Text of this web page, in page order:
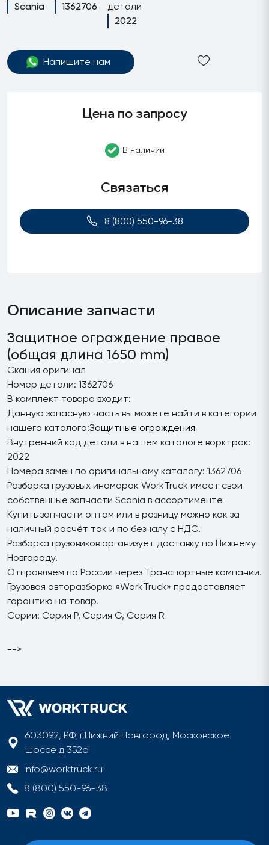
Scania
1362706
детали
2022
Напишите нам
Цена по запросу
В наличии
Связаться
8 (800) 550-96-38
Описание запчасти
Защитное ограждение правое
(общая длина 1650 mm)
Скания оригинал
Номер детали: 1362706
В комплект товара входит:
Данную запасную часть вы можете найти в категории
нашего каталога:Защитные ограждения
Внутренний код детали в нашем каталоге ворктрак:
2022
Номера замен по оригинальному каталогу: 1362706
Разборка грузовых иномарок WorkTruck имеет свои
собственные запчасти Scania в ассортименте
Купить запчасти оптом или в розницу можно как за
наличный расчёт так и по безналу с НДС.
Разборка грузовиков организует доставку по Нижнему
Новгороду.
Отправляем по России через Транспортные компании.
Грузовая авторазборка «WorkTruck» предоставляет
гарантию на товар.
Серии: Серия P, Серия G, Серия R
-->
603092, РФ, г.Нижний Новгород, Московское
шоссе д 352а
info@worktruck.ru
8 (800) 550-96-38